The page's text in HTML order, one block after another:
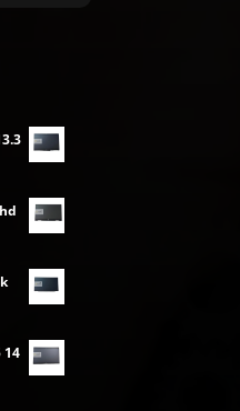
14